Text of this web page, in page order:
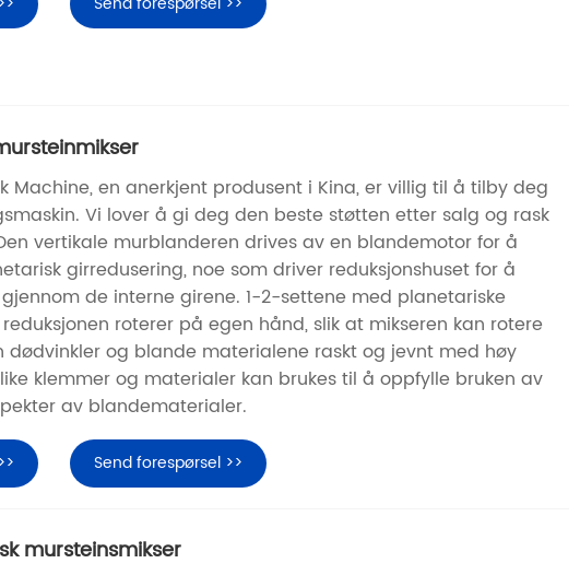
Machine, en anerkjent produsent i Kina, er villig til å tilby deg
Vi lover å gi deg den beste støtten etter salg og rask
vertikale murblanderen drives av en blandemotor for å
girredusering, noe som driver reduksjonshuset for å
de interne girene. 1-2-settene med planetariske
roterer på egen hånd, slik at mikseren kan rotere
dødvinkler og blande materialene raskt og jevnt med høy
klemmer og materialer kan brukes til å oppfylle bruken av
av blandematerialer.
Send forespørsel >>
mursteinsmikser